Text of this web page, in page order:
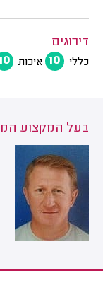
דירוגים
כללי 10 איכות 10
בעל המקצוע